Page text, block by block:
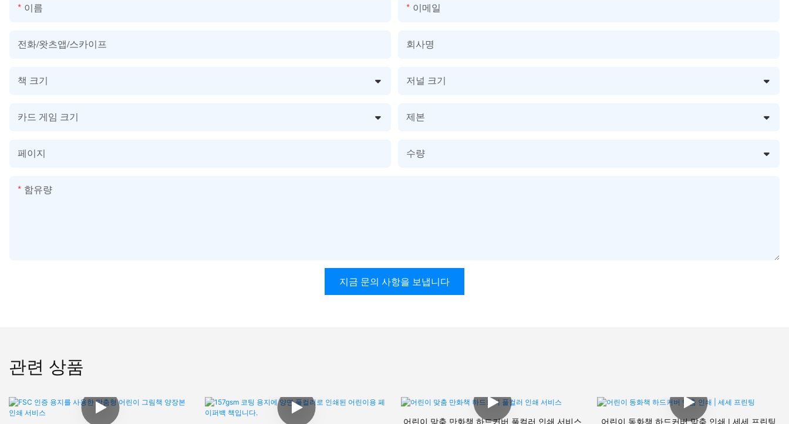
이름 이메일
전화/왓츠앱/스카이프 회사명
책 크기 저널 크기
카드 게임 크기 제본
페이지 수량
함유량
지금 문의 사항을 보냅니다
관련 상품
어린이 맞춤 만화책 하드커버 풀컬러 인쇄 서비스 어린이 동화책 하드커버 맞춤 인쇄 | 세세 프린팅